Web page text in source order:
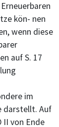
kön- nen
wenn diese
auf S. 17
im
darstellt. Auf
II von Ende